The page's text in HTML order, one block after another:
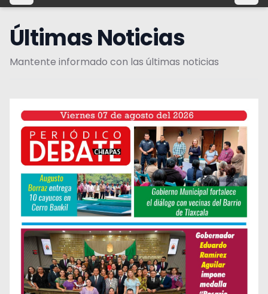
Últimas Noticias
Mantente informado con las últimas noticias